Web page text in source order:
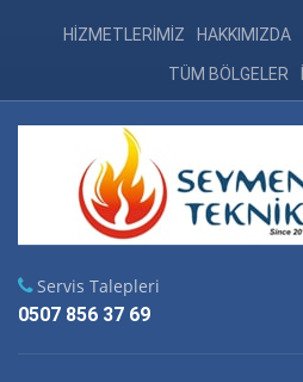
HİZMETLERİMİZ HAKKIMIZDA
TÜM BÖLGELER
Servis Talepleri
0507 856 37 69